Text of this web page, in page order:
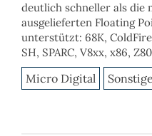
deutlich schneller als die
ausgelieferten Floating
unterstützt: 68K,
SH, SPARC, V8xx, x86,
Micro Digital